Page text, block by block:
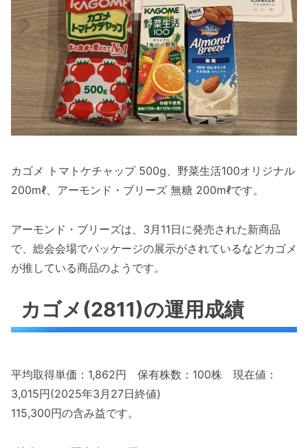
カゴメ トマトケチャップ 500g、野菜生活100オリジナル
200mℓ、アーモンド・ブリーズ 無糖 200mℓです。
アーモンド・ブリーズは、3月11日に発売された新商品
で、総会会場でパッケージの展示がされているなどカゴメ
が推している商品のようです。
カゴメ(2811)の運用成績
平均取得単価：1,862円 保有株数：100株 現在値：
3,015円(2025年3月27日終値)
115,300円の含み益です。